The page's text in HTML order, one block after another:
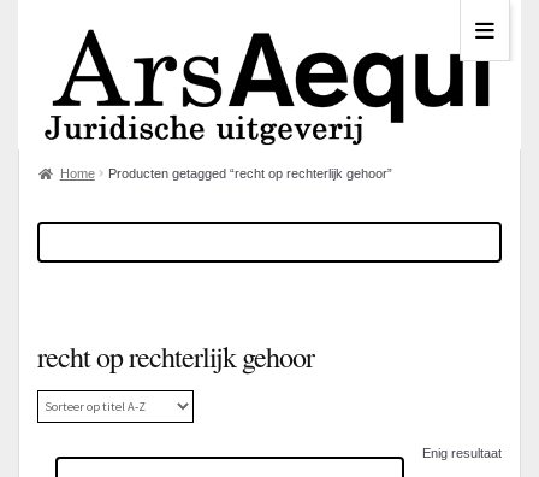
Home Producten getagged “recht op rechterlijk gehoor”
recht op rechterlijk gehoor
Enig resultaat